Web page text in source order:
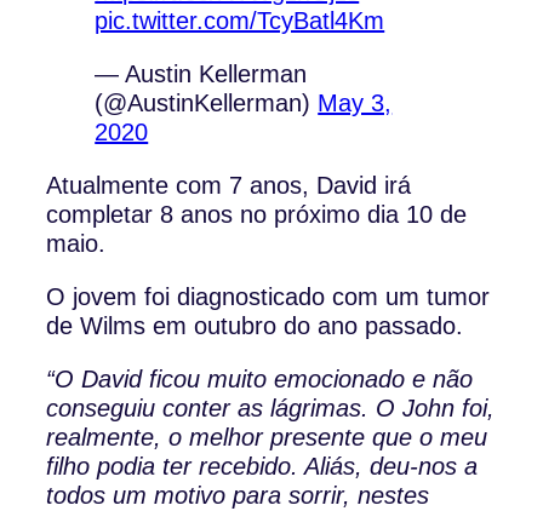
pic.twitter.com/TcyBatl4Km
— Austin Kellerman
(@AustinKellerman) May 3,
2020
Atualmente com 7 anos, David irá
completar 8 anos no próximo dia 10 de
maio.
O jovem foi diagnosticado com um tumor
de Wilms em outubro do ano passado.
“O David ficou muito emocionado e não
conseguiu conter as lágrimas. O John foi,
realmente, o melhor presente que o meu
filho podia ter recebido. Aliás, deu-nos a
todos um motivo para sorrir, nestes